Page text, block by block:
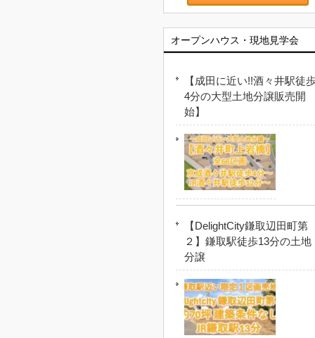
オープンハウス・現地見学会
【成田に近い!!酒々井駅徒
4分の大型土地分譲販売開
始】
【DelightCity鎌取辺田町第
２】鎌取駅徒歩13分の土地
分譲